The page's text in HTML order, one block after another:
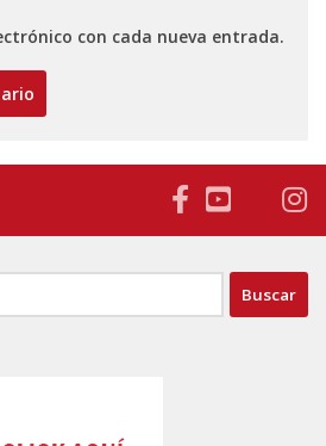
con cada nueva entrada.